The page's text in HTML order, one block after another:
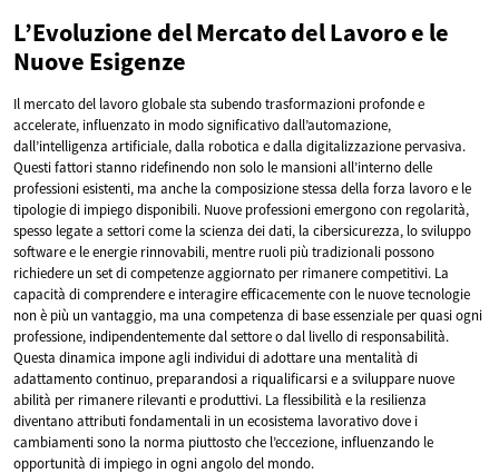
L’Evoluzione del Mercato del Lavoro e le
Nuove Esigenze
Il mercato del lavoro globale sta subendo trasformazioni profonde e
accelerate, influenzato in modo significativo dall’automazione,
dall’intelligenza artificiale, dalla robotica e dalla digitalizzazione pervasiva.
Questi fattori stanno ridefinendo non solo le mansioni all’interno delle
professioni esistenti, ma anche la composizione stessa della forza lavoro e le
tipologie di impiego disponibili. Nuove professioni emergono con regolarità,
spesso legate a settori come la scienza dei dati, la cibersicurezza, lo sviluppo
software e le energie rinnovabili, mentre ruoli più tradizionali possono
richiedere un set di competenze aggiornato per rimanere competitivi. La
capacità di comprendere e interagire efficacemente con le nuove tecnologie
non è più un vantaggio, ma una competenza di base essenziale per quasi ogni
professione, indipendentemente dal settore o dal livello di responsabilità.
Questa dinamica impone agli individui di adottare una mentalità di
adattamento continuo, preparandosi a riqualificarsi e a sviluppare nuove
abilità per rimanere rilevanti e produttivi. La flessibilità e la resilienza
diventano attributi fondamentali in un ecosistema lavorativo dove i
cambiamenti sono la norma piuttosto che l’eccezione, influenzando le
opportunità di impiego in ogni angolo del mondo.